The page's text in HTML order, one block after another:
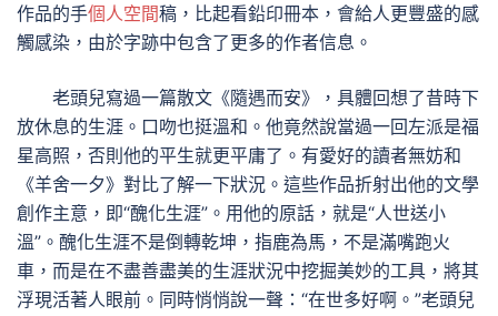
作品的手個人空間稿，比起看鉛印冊本，會給人更豐盛的感
觸感染，由於字跡中包含了更多的作者信息。
老頭兒寫過一篇散文《隨遇而安》，具體回想了昔時下
放休息的生涯。口吻也挺溫和。他竟然說當過一回左派是福
星高照，否則他的平生就更平庸了。有愛好的讀者無妨和
《羊舍一夕》對比了解一下狀況。這些作品折射出他的文學
創作主意，即“醜化生涯”。用他的原話，就是“人世送小
溫”。醜化生涯不是倒轉乾坤，指鹿為馬，不是滿嘴跑火
車，而是在不盡善盡美的生涯狀況中挖掘美妙的工具，將其
浮現活著人眼前。同時悄悄說一聲：“在世多好啊。”老頭兒